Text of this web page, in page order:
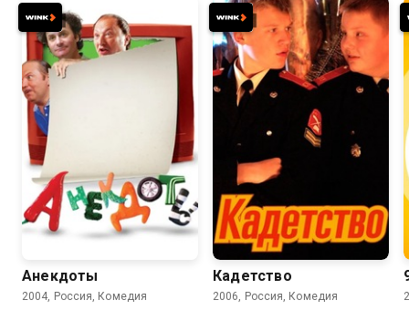
5.5
Анекдоты
2004, Россия, Комедия
6.4 4.7
Кадетство
2006, Россия, Комедия